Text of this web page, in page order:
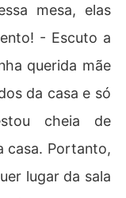
mesa, elas
- Escuto a
querida mãe
da casa e só
cheia de
casa. Portanto,
lugar da sala